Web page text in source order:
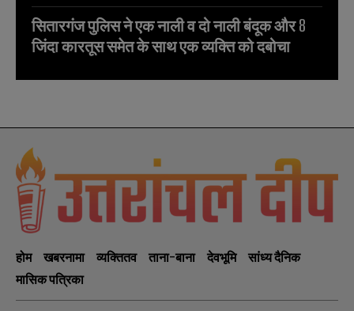
सितारगंज पुलिस ने एक नाली व दो नाली बंदूक और 8
जिंदा कारतूस समेत के साथ एक व्यक्ति को दबोचा
होम खबरनामा व्यक्तितव ताना-बाना देवभूमि
सांध्य दैनिक
मासिक पत्रिका